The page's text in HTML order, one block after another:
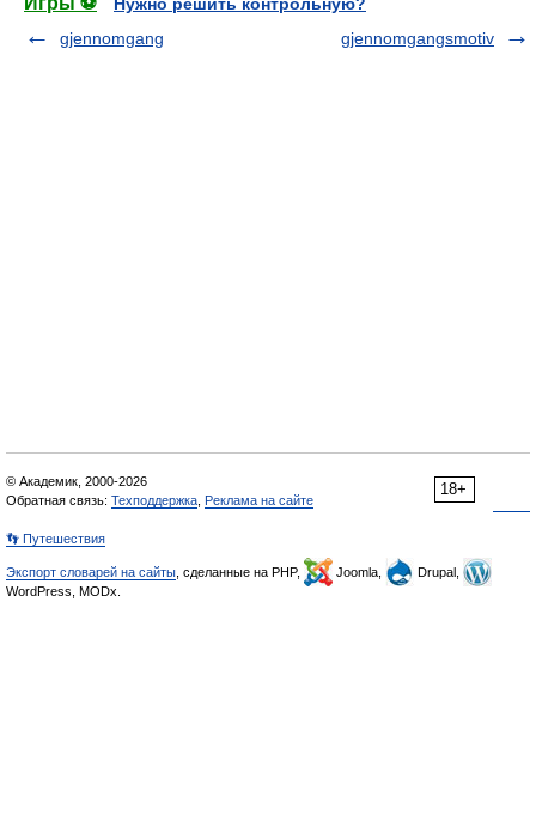
gjennomgang
gjennomgangsmotiv
18+
© Академик, 2000-2026
Обратная связь: Техподдержка Реклама на сайте
👣 Путешествия
Экспорт словарей на сайты , сделанные на PHP, Joomla,
Drupal,
WordPress, MODx.